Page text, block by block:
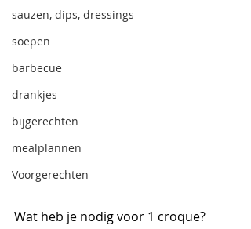
sauzen, dips, dressings
soepen
barbecue
drankjes
bijgerechten
mealplannen
Voorgerechten
Wat heb je nodig voor 1 croque?